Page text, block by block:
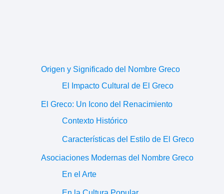
Origen y Significado del Nombre Greco
El Impacto Cultural de El Greco
El Greco: Un Icono del Renacimiento
Contexto Histórico
Características del Estilo de El Greco
Asociaciones Modernas del Nombre Greco
En el Arte